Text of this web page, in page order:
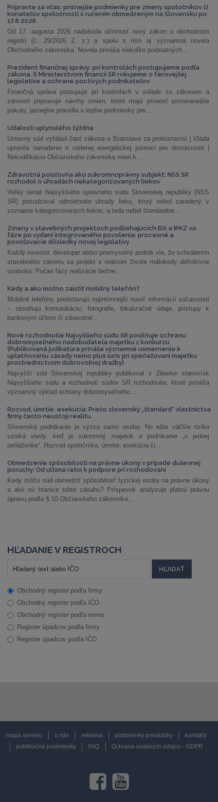
Pripravte sa včas: prísnejšie podmienky pre zmeny spoločníkov či
konateľov spoločnosti s ručením obmedzeným na Slovensku po
17.8.2026
Od 17. augusta 2026 nadobúda účinnosť nový zákon o obchodnom
registri (č. 29/2026 Z. z.) a spolu s ním aj významná novela
Obchodného zákonníka. Novela prináša niekoľko podstatných...
Prezident finančnej správy: pri kontrolách postupujeme podľa
zákona. S Ministerstvom financií SR rokujeme o férovejšej
legislatíve a ochrane poctivých podnikateľov
Finančná správa postupuje pri kontrolách v súlade so zákonom a
zároveň pripravuje návrhy zmien, ktoré majú priniesť primeranejšie
pokuty, jasnejšie pravidlá a lepšie podmienky pre...
Udalosti uplynulého týždňa
Ústavný súd vyhlásil časť zákona o Bratislave za protiústavnú | Vláda
upravila nariadenie o cielenej energetickej pomoci pre domácnosti |
Rekodifikácia Občianskeho zákonníka mieri k...
Zdravotná poisťovňa ako súkromnoprávny subjekt: NSS SR
rozhodol o úhradách nekategorizovaných liekov
Veľký senát Najvyššieho správneho súdu Slovenskej republiky (NSS
SR) posudzoval odmietnutie úhrady lieku, ktorý nebol zaradený v
zozname kategorizovaných liekov, a teda nebol štandardne...
Zmeny v stavebných projektoch podliehajúcich EIA a IPKZ vo
fáze po vydaní integrovaného povolenia: procesné a
povoľovacie dôsledky novej legislatívy
Každý investor, developer alebo priemyselný podnik vie, že schválením
stavebného zámeru sa projekt v reálnom živote málokedy definitívne
uzatvára. Počas fázy realizácie bežne...
Kedy a ako možno zaistiť mobilný telefón?
Mobilné telefóny predstavujú najintímnejší nosič informácií súčasnosti
– obsahujú komunikáciu, fotografie, lokalizačné údaje, prístupy k
bankovým účtom či zdravotné...
Nové rozhodnutie Najvyššieho súdu SR posilňuje ochranu
dobromyseľného nadobúdateľa majetku z konkurzu.
(Publikovaná judikatúra prináša významné usmernenie k
uplatňovaniu zásady nemo plus iuris pri speňažovaní majetku
prostredníctvom dobrovoľnej dražby)
Najvyšší súd Slovenskej republiky publikoval v Zbierke stanovísk
Najvyššieho súdu a rozhodnutí súdov SR rozhodnutie, ktoré prináša
významný výklad ochrany dobromyseľného...
Rozvod, úmrtie, exekúcia: Prečo slovenský „štandard“ vlastníctva
firmy často neustojí realitu
Slovenské podnikanie je výzva samo osebe. No ešte väčšie riziko
vzniká vtedy, keď je súkromný majetok a podnikanie „v jednej
peňaženke“. Rozvod spoločníka, úmrtie, exekúcia či...
Obmedzenie spôsobilosti na právne úkony v prípade duševnej
poruchy: Od ultima ratio k podpore pri rozhodovaní
Kedy môže súd obmedziť spôsobilosť fyzickej osoby na právne úkony
a aké sú hranice tohto zásahu? Príspevok analyzuje platnú právnu
úpravu podľa § 10 Občianskeho zákonníka,...
HĽADANIE V REGISTROCH
Obchodný register podľa firmy
Obchodný register podľa IČO
Obchodný register podľa mena
Register úpadcov podľa firmy
Register úpadcov podľa IČO
mapa serveru o nás reklama podmienky prevádzky
kontakty
publikačné podmienky
FAQ Ochrana osobných údajov - GDPR